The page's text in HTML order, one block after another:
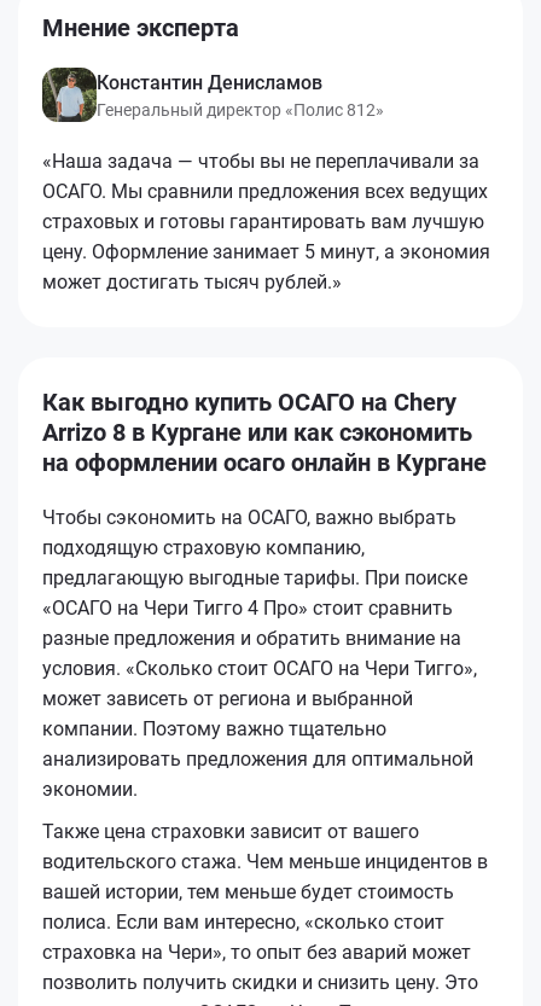
Мнение эксперта
Константин Денисламов
Генеральный директор «Полис 812»
«Наша задача — чтобы вы не переплачивали за
ОСАГО. Мы сравнили предложения всех ведущих
страховых и готовы гарантировать вам лучшую
цену. Оформление занимает 5 минут, а экономия
может достигать тысяч рублей.»
Как выгодно купить ОСАГО на Chery
Arrizo 8 в Кургане или как сэкономить
на оформлении осаго онлайн в Кургане
Чтобы сэкономить на ОСАГО, важно выбрать
подходящую страховую компанию,
предлагающую выгодные тарифы. При поиске
«ОСАГО на Чери Тигго 4 Про» стоит сравнить
разные предложения и обратить внимание на
условия. «Сколько стоит ОСАГО на Чери Тигго»,
может зависеть от региона и выбранной
компании. Поэтому важно тщательно
анализировать предложения для оптимальной
экономии.
Также цена страховки зависит от вашего
водительского стажа. Чем меньше инцидентов в
вашей истории, тем меньше будет стоимость
полиса. Если вам интересно, «сколько стоит
страховка на Чери», то опыт без аварий может
позволить получить скидки и снизить цену. Это